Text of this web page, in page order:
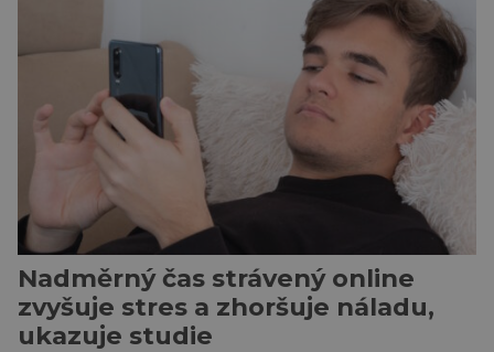
Nadměrný čas strávený online
zvyšuje stres a zhoršuje náladu,
ukazuje studie